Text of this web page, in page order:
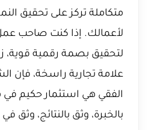
متكاملة تركز على تحقيق
لأعمالك. إذا كنت صاحب
لتحقيق بصمة رقمية قوية،
علامة تجارية راسخة، فإن
الفقي هي استثمار حكيم
بالخبرة، وثق بالنتائج، وثق